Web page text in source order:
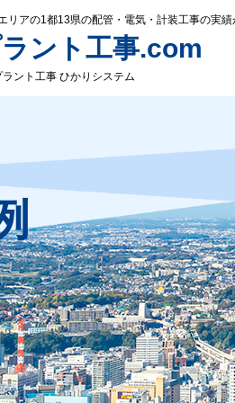
リアの1都13県の配管・電気・計装工事の実
ラント工事.com
ント工事 ひかりシステム